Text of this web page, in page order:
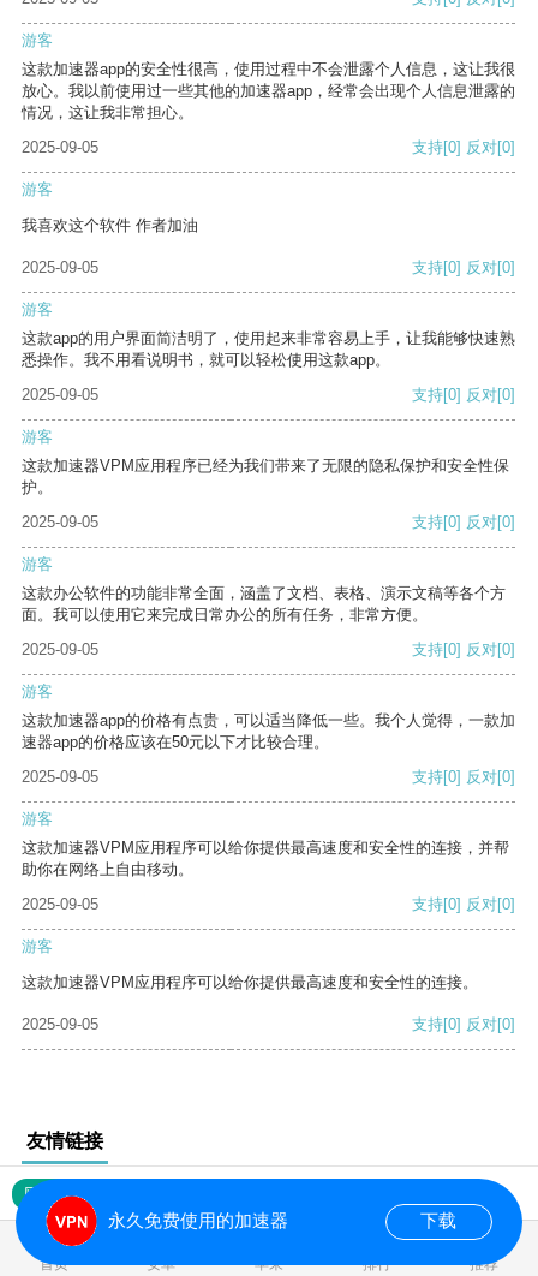
游客
这款加速器app的安全性很高，使用过程中不会泄露个人信息，这让我很
放心。我以前使用过一些其他的加速器app，经常会出现个人信息泄露的
情况，这让我非常担心。
2025-09-05
支持[0] 反对[0]
游客
我喜欢这个软件 作者加油
2025-09-05 支持[0] 反对[0]
游客
这款app的用户界面简洁明了，使用起来非常容易上手，让我能够快速熟
悉操作。我不用看说明书，就可以轻松使用这款app。
2025-09-05
支持[0] 反对[0]
游客
这款加速器VPM应用程序已经为我们带来了无限的隐私保护和安全性保
护。
2025-09-05
支持[0] 反对[0]
游客
这款办公软件的功能非常全面，涵盖了文档、表格、演示文稿等各个方
面。我可以使用它来完成日常办公的所有任务，非常方便。
2025-09-05
支持[0] 反对[0]
游客
这款加速器app的价格有点贵，可以适当降低一些。我个人觉得，一款加
速器app的价格应该在50元以下才比较合理。
2025-09-05
支持[0] 反对[0]
游客
这款加速器VPM应用程序可以给你提供最高速度和安全性的连接，并帮
助你在网络上自由移动。
2025-09-05
支持[0] 反对[0]
游客
这款加速器VPM应用程序可以给你提供最高速度和安全性的连接。
2025-09-05 支持[0] 反对[0]
友情链接
网站地图
首页 安卓 苹果 排行 推荐
永久免费使用的加速器 下载
0.020838s